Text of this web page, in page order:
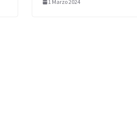
1 Marzo 2024